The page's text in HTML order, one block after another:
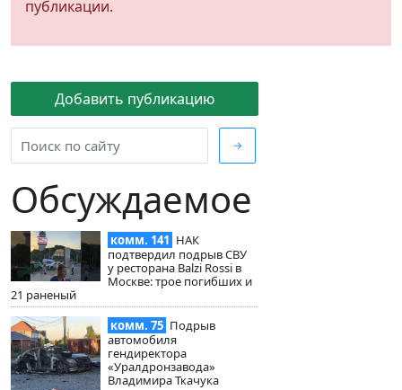
Добавить публикацию
→
Обсуждаемое
комм. 141 НАК
подтвердил подрыв СВУ
у ресторана Balzi Rossi в
Москве: трое погибших и
21 раненый
комм. 75 Подрыв
автомобиля
гендиректора
«Уралдронзавода»
Владимира Ткачука
публикации.